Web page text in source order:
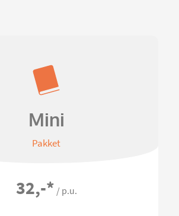
Mini
Pakket
32,-* / p.u.